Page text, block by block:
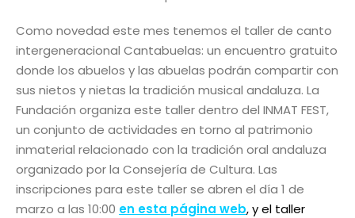
Como novedad este mes tenemos el taller de canto
intergeneracional Cantabuelas: un encuentro gratuito
donde los abuelos y las abuelas podrán compartir con
sus nietos y nietas la tradición musical andaluza. La
Fundación organiza este taller dentro del INMAT FEST,
un conjunto de actividades en torno al patrimonio
inmaterial relacionado con la tradición oral andaluza
organizado por la Consejería de Cultura. Las
inscripciones para este taller se abren el día 1 de
marzo a las 10:00 en esta página web, y el taller